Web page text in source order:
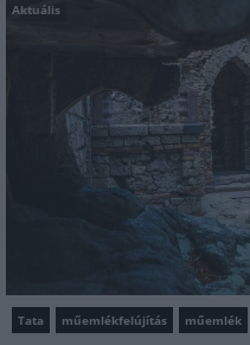
Aktuális
Tata műemlékfelújítás műemlék